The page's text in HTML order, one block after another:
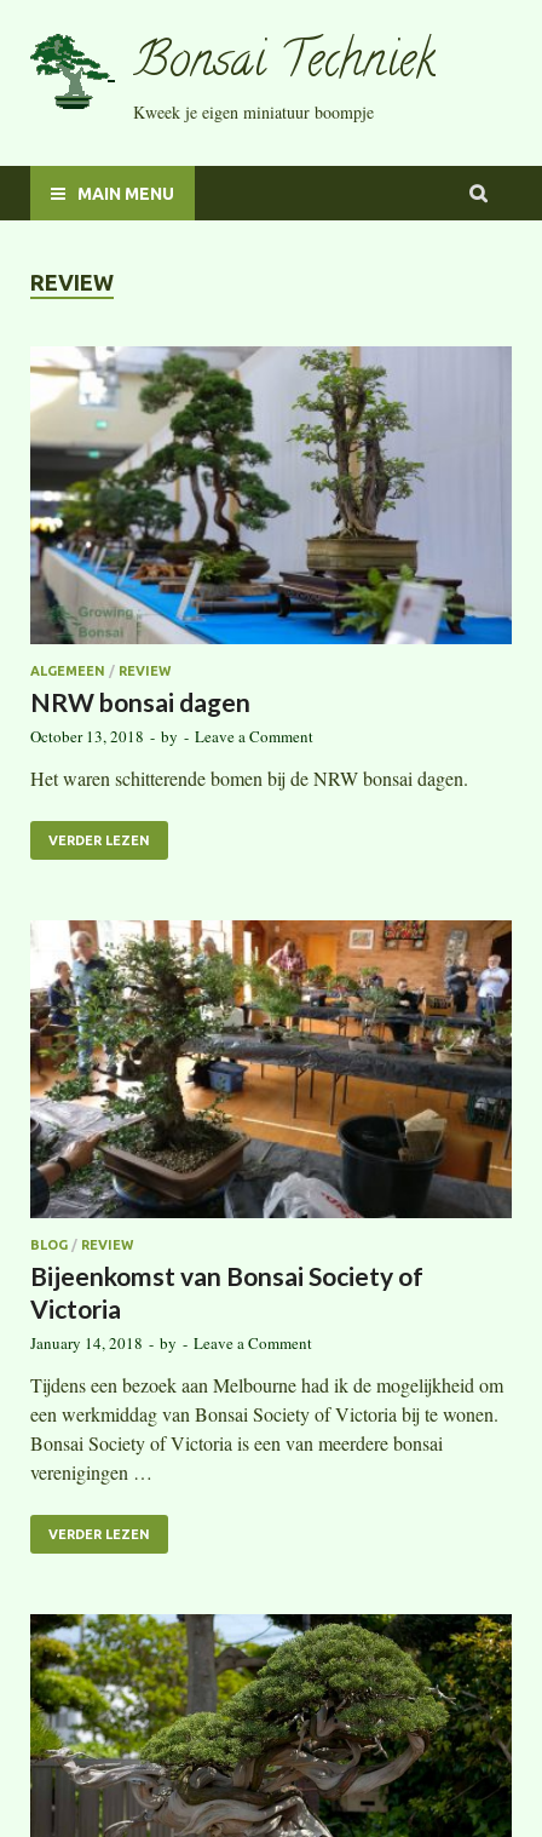
Bonsai Techniek
Kweek je eigen miniatuur boompje
MAIN MENU
REVIEW
ALGEMEEN / REVIEW
NRW bonsai dagen
October 13, 2018 - by - Leave a Comment
Het waren schitterende bomen bij de NRW bonsai dagen.
VERDER LEZEN
BLOG / REVIEW
Bijeenkomst van Bonsai Society of
Victoria
January 14, 2018 - by - Leave a Comment
Tijdens een bezoek aan Melbourne had ik de mogelijkheid om
een werkmiddag van Bonsai Society of Victoria bij te wonen.
Bonsai Society of Victoria is een van meerdere bonsai
verenigingen …
VERDER LEZEN